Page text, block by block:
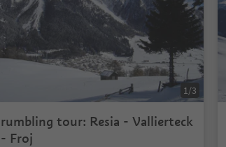
1/3
rumbling tour: Resia - Vallierteck
- Froj